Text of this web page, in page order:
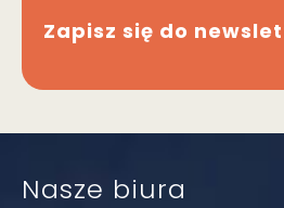
Zapisz się do
Nasze biura